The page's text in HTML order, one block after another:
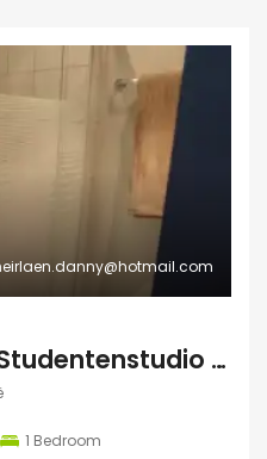
Te Huur: Gezellige Studentenstudio 25m² in Bredene Duinen – Dicht bij Zee en VIVES!
1 Bedroom